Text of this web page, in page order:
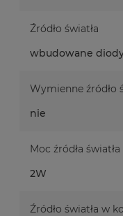
Źródło światła
wbudowane
Wymienne źródło
nie
Moc źródła światła
2W
Źródło światła w